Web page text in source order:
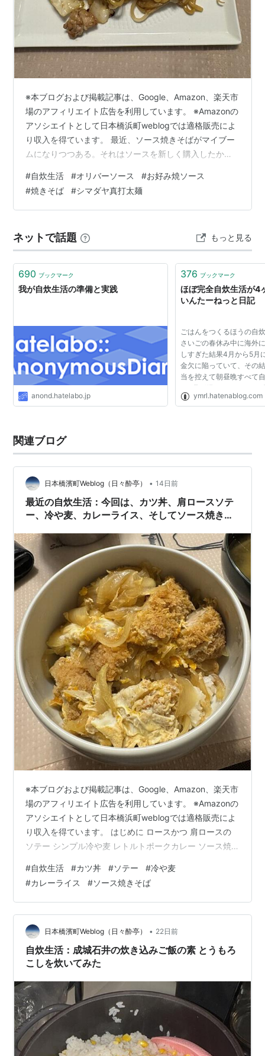
※本ブログおよび掲載記事は、Google、Amazon、楽天市
場のアフィリエイト広告を利用しています。 ※Amazonの
アソシエイトとして日本橋浜町weblogでは適格販売によ
り収入を得ています。 最近、ソース焼きそばがマイブー
ムになりつつある。それはソースを新しく購入したか
mnoguti.hatenablog.com それが終わったので、今回か
らオリバーソースのお好み焼ソースにしたからだ。
YouTube番組で谷やんが紹介していた「オリバーソース
いという情報を知って試してみたくなったというわけ…
#自炊生活 #オリバーソース #お好み焼ソース
#焼きそば #シマダヤ真打太麺
ネットで話題 もっと見る
690 ブックマーク
我が自炊生活の準備と実践
anond.hatelabo.jp
376 ブックマーク
ほぼ完全自炊生活が4
いんたーねっと日記
ごはんをつくるほうの自
さいごの春休み中に海外
しすぎた結果4月から5月
金欠に陥っていて、その
当を控えて朝昼晩すべて
3ヶ月が経った。いまで
があるときの晩ご飯と、
ymrl.hatenablog.com
関連ブログ
日本橋濱町Weblog（日々酔亭） • 14日前
最近の自炊生活：今回は、カツ丼、肩ロースソテ
ー、冷や麦、カレーライス、そしてソース焼きそ
※本ブログおよび掲載記事は、Google、Amazon、楽天市
場のアフィリエイト広告を利用しています。 ※Amazonの
アソシエイトとして日本橋浜町weblogでは適格販売によ
り収入を得ています。 はじめに ロースかつ 肩ロースの
ソテー シンプル冷や麦 レトルトポークカレー ソース焼
生活・・・晩御飯がほとんどだが、暑い夏の自炊生活は
こんな感じだ。 最近単独でご紹介したのが、成城石井の
炊き込みご飯の素 とうもろこしを炊いてみた時の記事。
mnoguti.hatenablog.com この炊き込みご飯、とうもろ
こしが美味しかった。これはリピート…
#自炊生活 #カツ丼 #ソテー #冷や麦
#カレーライス #ソース焼きそば
日本橋濱町Weblog（日々酔亭） • 22日前
自炊生活：成城石井の炊き込みご飯の素 とうもろ
こしを炊いてみた